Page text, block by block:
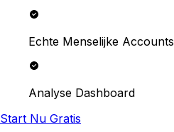
Echte Menselijke Accounts
Analyse Dashboard
Start Nu Gratis